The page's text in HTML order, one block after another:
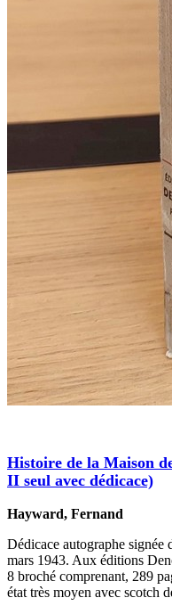
Histoire de la Maison
II seul avec dédicace)
Hayward, Fernand
Dédicace autographe signée
mars 1943. Aux éditions
8 broché comprenant, 289
état très moyen avec scotch